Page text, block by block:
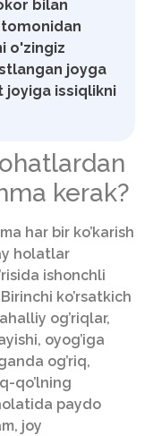
bilan
o'zingiz
joyga
joyiga issiqlikni
kerak?
har bir ko’karish
holatlar
ishonchli
ko’rsatkich
og’riqlar,
oyog’iga
og’riq,
qo’lning
paydo
joy